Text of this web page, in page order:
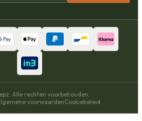
Alle rechten voorbehouden.
voorwaardenCookiebeleid